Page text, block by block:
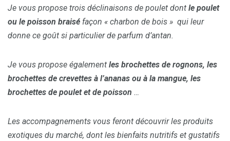
Je vous propose trois déclinaisons de poulet dont le poulet
ou le poisson braisé façon « charbon de bois » qui leur
donne ce goût si particulier de parfum d’antan.
Je vous propose également les brochettes de rognons, les
brochettes de crevettes à l’ananas ou à la mangue, les
brochettes de poulet et de poisson …
Les accompagnements vous feront découvrir les produits
exotiques du marché, dont les bienfaits nutritifs et gustatifs